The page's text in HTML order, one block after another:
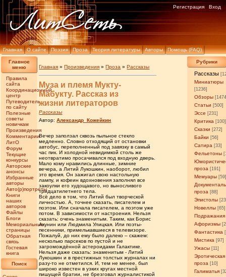
Главная О сайте Поэзия Проза Теория литературы Авторы Помощь (FAQ)
Регистрация Вход
Главное
меню
Правила
сайта
Координационный
центр
Путеводитель
по сайту
Полезные
советы
новичкам
Произведения
Комментарии
ЛитО
Форум
Текущие
конкурсы
Авторские
анонсы
Избранные
авторы
Авто(р)портреты
Книги
наших
авторов
Файлы
Блоги
Мемориальные
страницы
Обратная
связь
Гостевая
книга
Поиск
Рубрики
Рассказы
Миниатюры
[1236]
Обзоры
Статьи [500]
Эссе [231]
Критика [100]
Сказки [272]
Байки [56]
Сатира [33]
Фельетоны
проза [191]
Мемуары
проза [88]
Эпистолы
Новеллы [65]
Подражания
Афоризмы
Фантастика
Мистика [97]
Ужасы [11]
Эротическая
проза [10]
Галиматья
Главная »Произведения »Проза »Рассказы
Муза и племя Мукту-
Мабукту. Рассказ из
жизни литераторов
Рассказы
Автор:Александр_Кожейкин
Вечер заползал сквозь пыльное стекло
медленно. Словно отходящий от остановки
автобус, переполненный под завязку в самый
час пик. И холодной невидимкой столь же
неотвратимо просачивался под входную дверь.
Мало кому нравились длинные, зимние
вечера, а Литий Лукошкин, наоборот, любил
это время. Он зажигал свою настольную
лампу, и кофеин вдохновения заполнял все
закоулки его худощавого, но выносливого
тридцатилетнего тела.
Всё дело в том, что Литий был творческой
личностью. А, точнее сказать, писателем и
поэтом. Или сначала писателем, а поэтом уже
потом. В зависимости от настроения. Нельзя
сказать: очень знаменитым. Таким, как Борис
Акунин или Людмила Улицкая. Или поэты-
песенники, примелькавшиеся в телевизоре.
Пожалуй, до них ему было далеко – скажем:
несколько парсеков по пустой и не
загромождённой астероидами Галактике.
Нельзя даже сказать: знаменитым - Литий
Лукошкин и в престижных толстых журналах ни
разу-то не отметился. И, тем не менее, был
широко известен в узких кругах местной
пишущей братии, не брезговал журналистикой